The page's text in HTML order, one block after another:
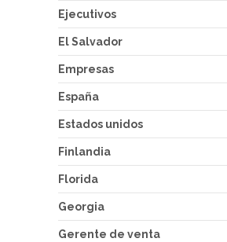
Ejecutivos
El Salvador
Empresas
España
Estados unidos
Finlandia
Florida
Georgia
Gerente de venta